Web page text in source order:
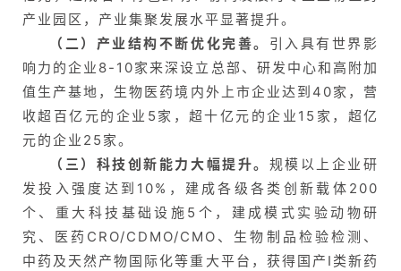
产业园区，产业集聚发展水平显著提升。
（二）产业结构不断优化完善。 引入具有世界影
响力的企业8-10家来深设立总部、研发中心和高附加
值生产基地，生物医药境内外上市企业达到40家，营
收超百亿元的企业5家，超十亿元的企业15家，超亿
元的企业25家。
（三）科技创新能力大幅提升。 规模以上企业研
发投入强度达到10%，建成各级各类创新载体200
个、重大科技基础设施5个，建成模式实验动物研
究、医药CRO/CDMO/CMO、生物制品检验检测、
中药及天然产物国际化等重大平台，获得国产I类新药